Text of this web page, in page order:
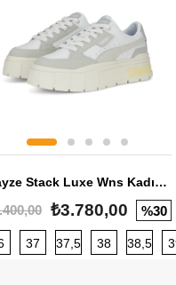
40 40,5 41 42 42,5
Mayze Stack Luxe Wns Kadın Sneaker
₺3.780,00 %30
37 37,5 38 38,5